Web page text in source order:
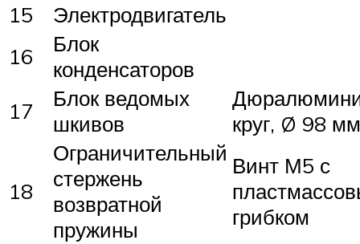
15
Электродвигатель
16
Блок
конденсаторов
17
Блок ведомых
шкивов
круг, Ø 98 мм
18
Ограничительный
стержень
возвратной
пружины
Винт М5 с
грибком